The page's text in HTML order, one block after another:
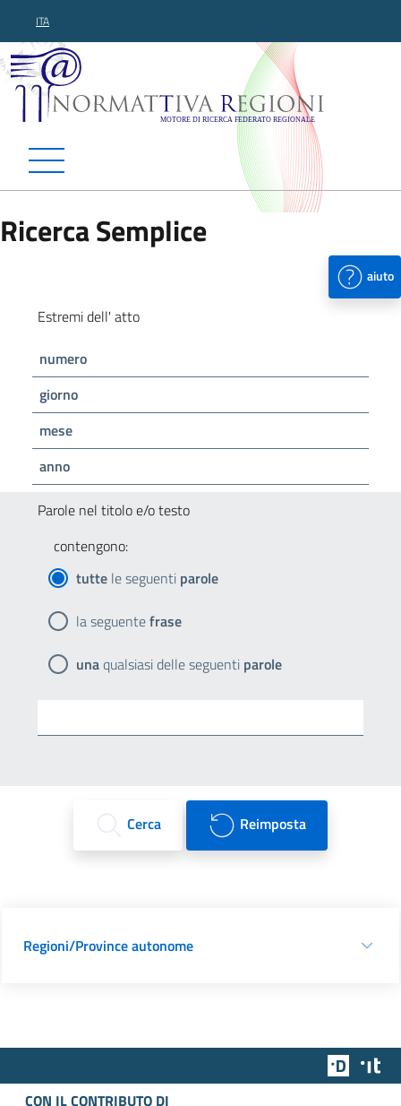
ITA
Normattiva Regioni -
Ricerca Semplice
aiuto
Estremi dell' atto
numero
giorno
mese
anno
Parole nel titolo e/o testo
contengono:
tutte le seguenti parole
la seguentefrase
unaqualsiasi delle seguenti parole
Cerca Reimposta
Regioni/Province autonome
Team
CON IL CONTRIBUTO DI